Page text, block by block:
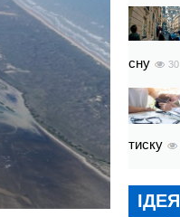
сну
30
тиску
ІДЕЯ